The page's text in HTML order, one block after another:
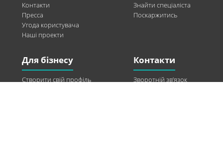
Контакти
Пресса
Угода користувача
Наші проекти
Знайти спеціаліста
Поскаржитись
Для бізнесу
Створити свій профіль
Контакти
Зворотній зв’язок